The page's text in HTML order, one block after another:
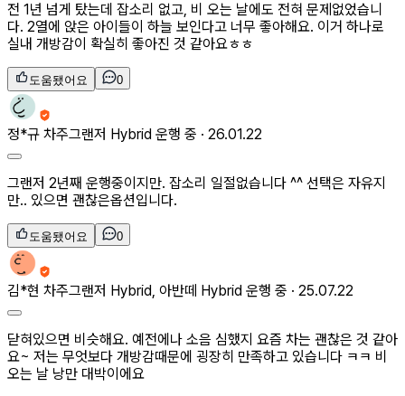
전 1년 넘게 탔는데 잡소리 없고, 비 오는 날에도 전혀 문제없었습니
다. 2열에 앉은 아이들이 하늘 보인다고 너무 좋아해요. 이거 하나로
실내 개방감이 확실히 좋아진 것 같아요ㅎㅎ
도움됐어요 0
정*규 차주그랜저 Hybrid 운행 중 · 26.01.22
그랜저 2년째 운행중이지만. 잡소리 일절없습니다 ^^ 선택은 자유지
만.. 있으면 괜찮은옵션입니다.
도움됐어요 0
김*현 차주그랜저 Hybrid, 아반떼 Hybrid 운행 중 · 25.07.22
닫혀있으면 비슷해요. 예전에나 소음 심했지 요즘 차는 괜찮은 것 같아
요~ 저는 무엇보다 개방감때문에 굉장히 만족하고 있습니다 ㅋㅋ 비
오는 날 낭만 대박이에요